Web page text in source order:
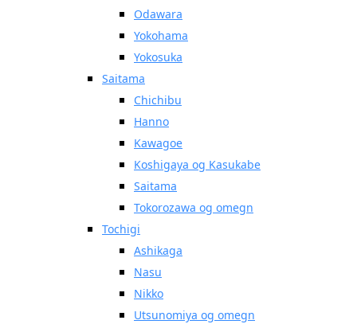
Odawara
Yokohama
Yokosuka
Saitama
Chichibu
Hanno
Kawagoe
Koshigaya og Kasukabe
Saitama
Tokorozawa og omegn
Tochigi
Ashikaga
Nasu
Nikko
Utsunomiya og omegn